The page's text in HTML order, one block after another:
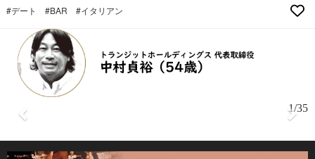
#デート #BAR #イタリアン
1/35